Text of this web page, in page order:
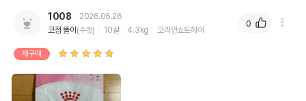
1008
2026.06.26
코점 똘이 (수컷) 10살 4.3kg 코리안쇼트헤어
재구매
0